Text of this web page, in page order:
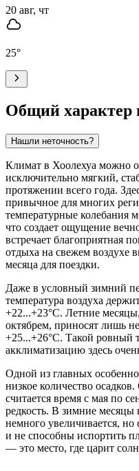
20 авг, чт
25°
Общий характер
Нашли неточность?
Климат в Хоолехуа можно
исключительно мягкий,
протяжении всего года.
привычное для многих
температурные колебания
что создает ощущение
встречает благоприятная
отдыха на свежем воздухе
месяца для поездки.
Даже в условный зимний
температура воздуха
+22...+23°C. Летние
октябрем, приносят лишь
+25...+26°C. Такой ровный
акклиматизацию здесь
Одной из главных
низкое количество
считается время с мая по
редкость. В зимние месяцы
немного увеличивается,
и не способны испортить
— это место, где царит